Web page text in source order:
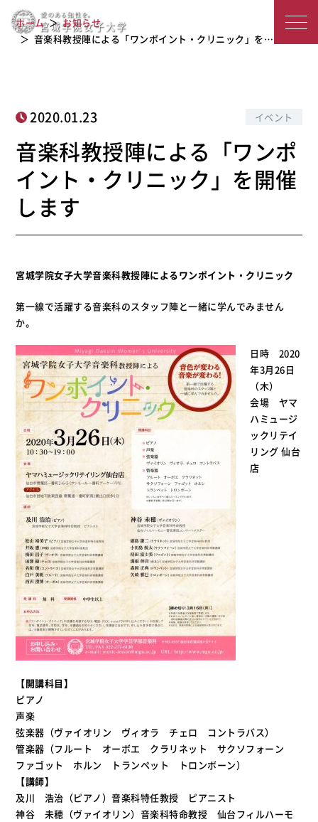
城
子
大
音楽科教授陣による「ワンポイント・
クリニック」を開催します
ホーム
お知らせ
音楽科教授陣による「ワンポイント・クリニック」を…
2020.01.23 イベント
音楽科教授陣による「ワンポ
イント・クリニック」を開催
します
宮城学院女子大学音楽科教授陣によるワンポイント・クリニック
第一線で活躍する音楽科のスタッフ陣と一緒に学んでみません
か。
日時 2020
年3月26日
（木）
会場 ヤマ
ハミュージ
ックリテイ
リング 仙台
店
【開講科目】
ピアノ
声楽
弦楽器（ヴァイオリン ヴィオラ チェロ コントラバス）
管楽器（フルート オーボエ クラリネット サクソフォーン
ファゴット ホルン トランペット トロンボーン）
【講師】
及川 浩治（ピアノ）音楽科特任教授 ピアニスト
神谷 未穂（ヴァイオリン）音楽科特命教授 仙台フィルハーモ